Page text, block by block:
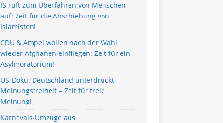
IS ruft zum Überfahren von Menschen
auf: Zeit für die Abschiebung von
Islamisten!
CDU & Ampel wollen nach der Wahl
wieder Afghanen einfliegen: Zeit für ein
Asylmoratorium!
US-Doku: Deutschland unterdrückt
Meinungsfreiheit – Zeit für freie
Meinung!
Karnevals-Umzüge aus